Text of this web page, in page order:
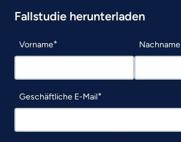
Fallstudie herunterladen
Vorname Nachname
Geschäftliche E-Mail